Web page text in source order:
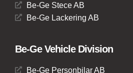
Be-Ge Stece AB
Be-Ge Lackering AB
Be-Ge Vehicle Division
Be-Ge Personbilar AB